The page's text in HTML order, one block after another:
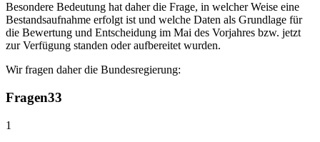
Besondere Bedeutung hat daher die Frage, in welcher Weise eine
Bestandsaufnahme erfolgt ist und welche Daten als Grundlage für
die Bewertung und Entscheidung im Mai des Vorjahres bzw. jetzt
zur Verfügung standen oder aufbereitet wurden.
Wir fragen daher die Bundesregierung:
Fragen33
1